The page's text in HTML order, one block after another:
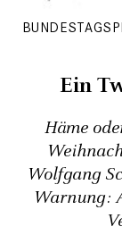
Ein
Häme
Wolfgang
Warnung: